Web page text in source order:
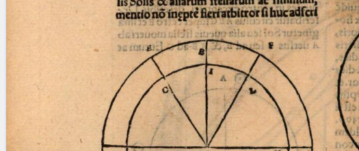
(the underscore) is the placeholder
for exactly one character.
(the percent sign) is the
placeholder for no, one or more
than one character.
(two percent signs) is the
placeholder for no, one or more
than one character, but not for
blank space (so that a search ends
at word boundaries).
🔎︎
Start
Project
Team
News
Jobs
Publications